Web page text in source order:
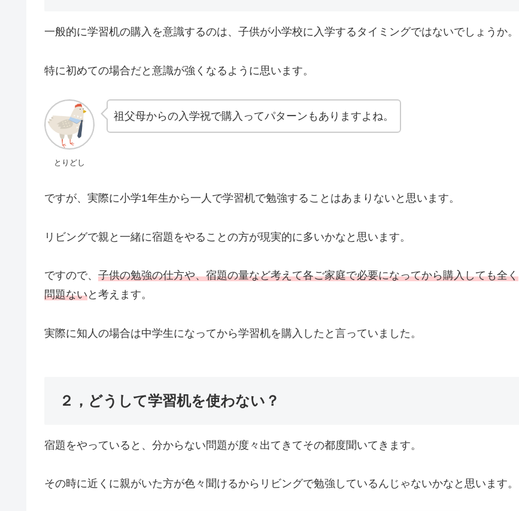
一般的に学習机の購入を意識するのは、子供が小学校に入学するタイミングではないでしょうか。
特に初めての場合だと意識が強くなるように思います。
とりどし
祖父母からの入学祝で購入ってパターンもありますよね。
ですが、実際に小学1年生から一人で学習机で勉強することはあまりないと思います。
リビングで親と一緒に宿題をやることの方が現実的に多いかなと思います。
ですので、 子供の勉強の仕方や、宿題の量など考えて各ご家庭で必要になってから購入しても全く
問題ないと考えます。
実際に知人の場合は中学生になってから学習机を購入したと言っていました。
２，どうして学習机を使わない？
宿題をやっていると、分からない問題が度々出てきてその都度聞いてきます。
その時に近くに親がいた方が色々聞けるからリビングで勉強しているんじゃないかなと思います。